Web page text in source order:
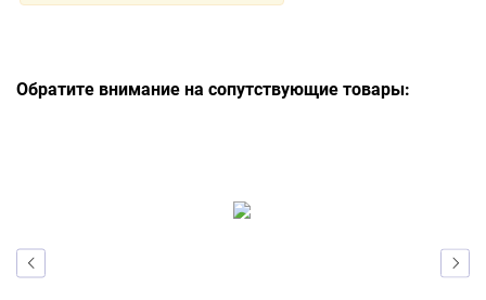
Обратите внимание на сопутствующие товары: